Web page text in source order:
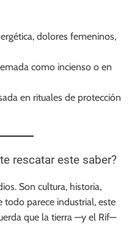
dolores femeninos,
como incienso o en
en rituales de protección
rescatar este saber?
Son cultura, historia,
parece industrial, este
que la tierra —y el Rif—